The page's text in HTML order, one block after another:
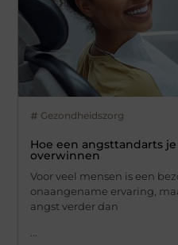
Gezondheidszorg
Hoe een angsttandarts
overwinnen
Voor veel mensen is een
onaangename ervaring,
angst verder dan
...